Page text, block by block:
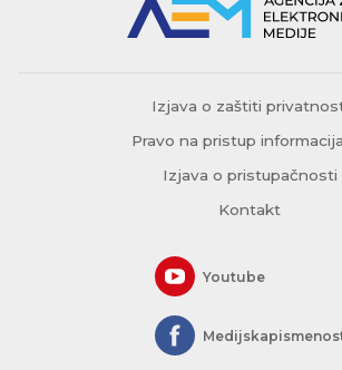
Izjava o zaštiti
Pravo na pristup
Izjava o pristupačnosti
Kontakt
Youtube